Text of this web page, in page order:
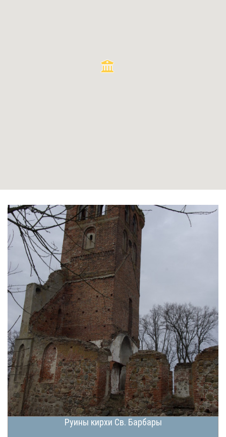
Руины кирхи Св. Барбары